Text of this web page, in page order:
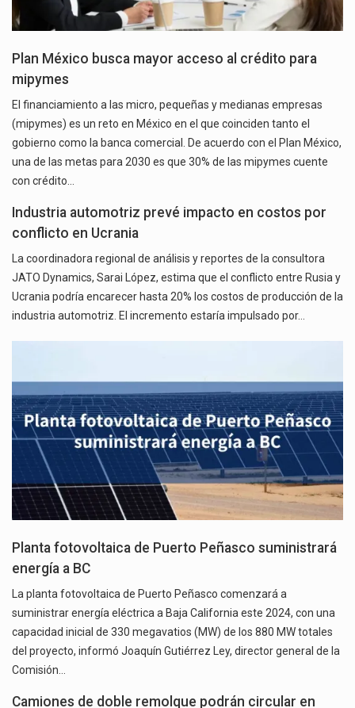
Plan México busca mayor acceso al crédito para
mipymes
El financiamiento a las micro, pequeñas y medianas empresas
(mipymes) es un reto en México en el que coinciden tanto el
gobierno como la banca comercial. De acuerdo con el Plan México,
una de las metas para 2030 es que 30% de las mipymes cuente
con crédito…
Industria automotriz prevé impacto en costos por
conflicto en Ucrania
La coordinadora regional de análisis y reportes de la consultora
JATO Dynamics, Sarai López, estima que el conflicto entre Rusia y
Ucrania podría encarecer hasta 20% los costos de producción de la
industria automotriz. El incremento estaría impulsado por…
Planta fotovoltaica de Puerto Peñasco suministrará
energía a BC
La planta fotovoltaica de Puerto Peñasco comenzará a
suministrar energía eléctrica a Baja California este 2024, con una
capacidad inicial de 330 megavatios (MW) de los 880 MW totales
del proyecto, informó Joaquín Gutiérrez Ley, director general de la
Comisión…
Camiones de doble remolque podrán circular en